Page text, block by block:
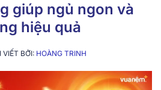
giúp ngủ ngon và
hiệu quả
VIẾT BỞI: HOÀNG TRINH